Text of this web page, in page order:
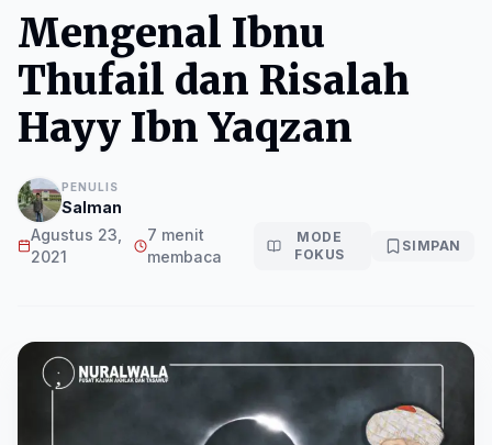
Mengenal Ibnu
Thufail dan Risalah
Hayy Ibn Yaqzan
PENULIS
Salman
Agustus 23,
2021
7 menit
membaca
MODE
FOKUS
SIMPAN